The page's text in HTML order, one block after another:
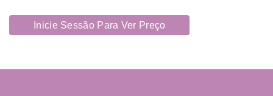
Inicie Sessão Para Ver Preço